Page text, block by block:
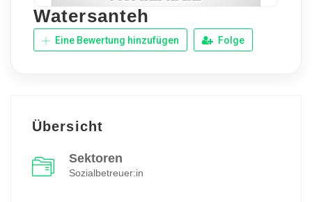
Watersanteh
Eine Bewertung hinzufügen Folge
Übersicht
Sektoren
Sozialbetreuer:in